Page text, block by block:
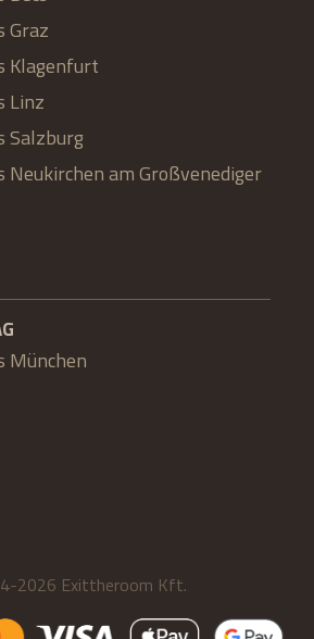
Graz
Klagenfurt
Linz
Salzburg
Neukirchen am Großvenediger
München
2026 Exittheroom Kft.